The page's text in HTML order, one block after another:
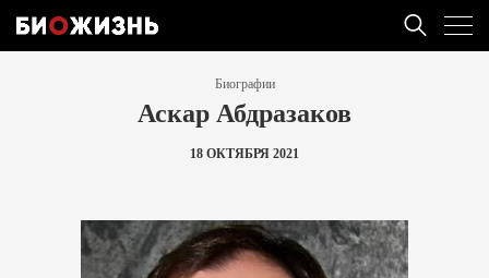
Биографии
Аскар Абдразаков
18 ОКТЯБРЯ 2021